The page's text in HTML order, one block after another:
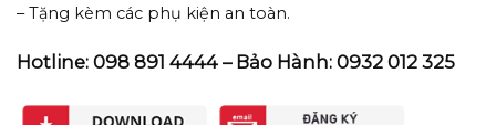
– Tặng kèm các phụ kiện an toàn.
Hotline: 098 891 4444 – Bảo Hành: 0932 012 325